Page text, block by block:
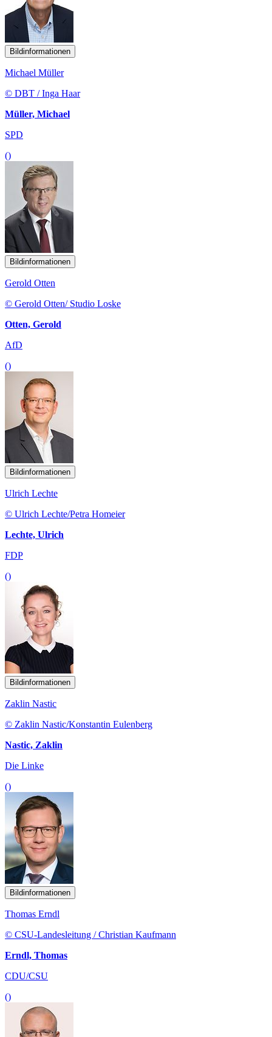
Bildinformationen
Michael Müller
© DBT / Inga Haar
Müller, Michael
SPD
()
Bildinformationen
Gerold Otten
© Gerold Otten/ Studio Loske
Otten, Gerold
AfD
()
Bildinformationen
Ulrich Lechte
© Ulrich Lechte/Petra Homeier
Lechte, Ulrich
FDP
()
Bildinformationen
Zaklin Nastic
© Zaklin Nastic/Konstantin Eulenberg
Nastic, Zaklin
Die Linke
()
Bildinformationen
Thomas Erndl
© CSU-Landesleitung / Christian Kaufmann
Erndl, Thomas
CDU/CSU
()